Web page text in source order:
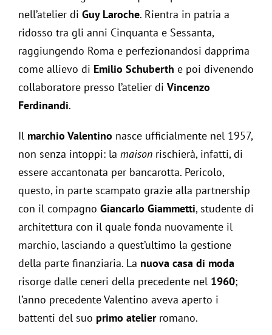
nell’atelier di Guy Laroche. Rientra in patria a
ridosso tra gli anni Cinquanta e Sessanta,
raggiungendo Roma e perfezionandosi dapprima
come allievo di Emilio Schuberth e poi divenendo
collaboratore presso l’atelier di Vincenzo
Ferdinandi.
Il marchio Valentino nasce ufficialmente nel 1957,
non senza intoppi: la maison rischierà, infatti, di
essere accantonata per bancarotta. Pericolo,
questo, in parte scampato grazie alla partnership
con il compagno Giancarlo Giammetti, studente di
architettura con il quale fonda nuovamente il
marchio, lasciando a quest’ultimo la gestione
della parte finanziaria. La nuova casa di moda
risorge dalle ceneri della precedente nel 1960;
l’anno precedente Valentino aveva aperto i
battenti del suo primo atelierromano.